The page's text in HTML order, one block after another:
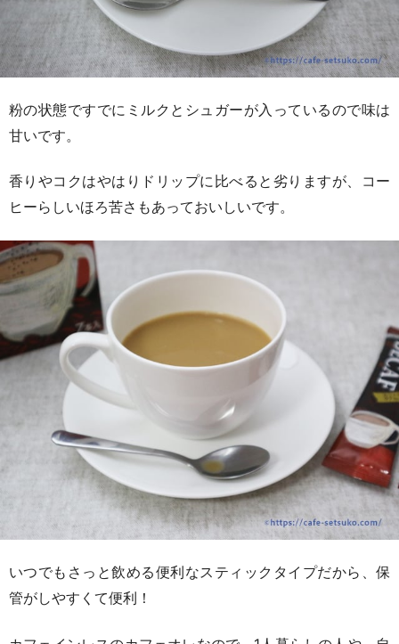
粉の状態ですでにミルクとシュガーが入っているので味は
甘いです。
香りやコクはやはりドリップに比べると劣りますが、コー
ヒーらしいほろ苦さもあっておいしいです。
いつでもさっと飲める便利なスティックタイプだから、保
管がしやすくて便利！